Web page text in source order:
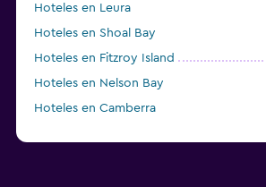
Hoteles en Leura
Hoteles en Shoal Bay
Hoteles en Fitzroy Island
Hoteles en Nelson Bay
Hoteles en Camberra